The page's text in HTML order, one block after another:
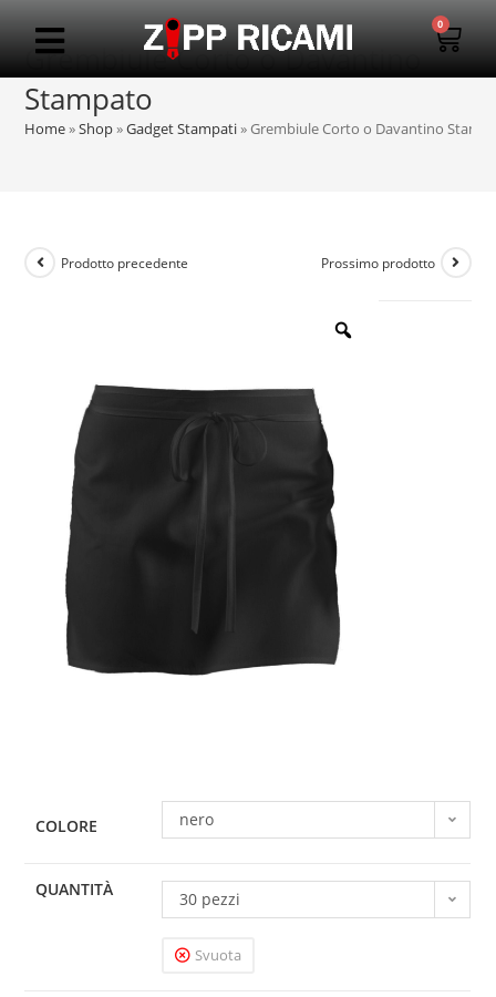
0
Grembiule Corto o Davantino
Stampato
Home»Shop»Gadget Stampati»Grembiule Corto o Davantino
Prodotto precedente Prossimo prodotto
COLORE nero
QUANTITÀ 30 pezzi
Svuota